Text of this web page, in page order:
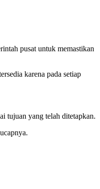
pusat untuk memastikan
karena pada setiap
tujuan yang telah ditetapkan.